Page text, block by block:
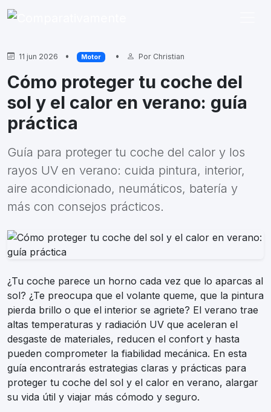
11 jun 2026 • Motor • Por Christian
Cómo proteger tu coche del
sol y el calor en verano: guía
práctica
Guía para proteger tu coche del calor y los
rayos UV en verano: cuida pintura, interior,
aire acondicionado, neumáticos, batería y
más con consejos prácticos.
¿Tu coche parece un horno cada vez que lo aparcas al
sol? ¿Te preocupa que el volante queme, que la pintura
pierda brillo o que el interior se agriete? El verano trae
altas temperaturas y radiación UV que aceleran el
desgaste de materiales, reducen el confort y hasta
pueden comprometer la fiabilidad mecánica. En esta
guía encontrarás estrategias claras y prácticas para
proteger tu coche del sol y el calor en verano, alargar
su vida útil y viajar más cómodo y seguro.